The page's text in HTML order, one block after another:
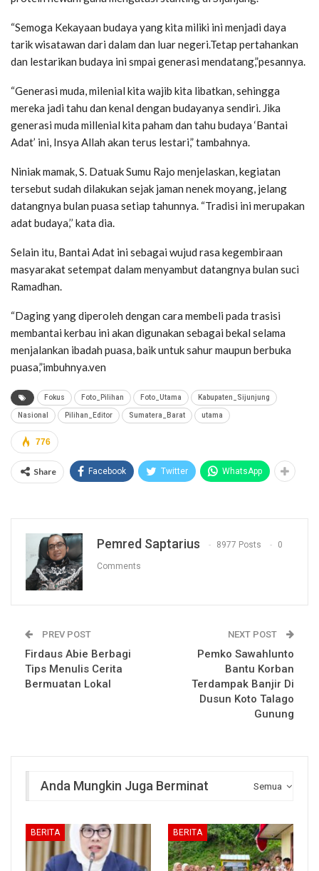
“Semoga Kekayaan budaya yang kita miliki ini menjadi daya
tarik wisatawan dari dalam dan luar negeri.Tetap pertahankan
dan lestarikan budaya ini smpai generasi mendatang,”pesannya.
“Generasi muda, milenial kita wajib kita libatkan, sehingga
mereka jadi tahu dan kenal dengan budayanya sendiri. Jika
generasi muda millenial kita paham dan tahu budaya ‘Bantai
Adat’ ini, Insya Allah akan terus lestari,” tambahnya.
Niniak mamak, S. Datuak Sumu Rajo menjelaskan, kegiatan
tersebut sudah dilakukan sejak jaman nenek moyang, jelang
datangnya bulan puasa setiap tahunnya. “Tradisi ini merupakan
adat budaya,’’ kata dia.
Selain itu, Bantai Adat ini sebagai wujud rasa kegembiraan
masyarakat setempat dalam menyambut datangnya bulan suci
Ramadhan.
“Daging yang diperoleh dengan cara membeli pada trasisi
membantai kerbau ini akan digunakan sebagai bekal selama
menjalankan ibadah puasa, baik untuk sahur maupun berbuka
puasa,”imbuhnya.ven
Fokus Foto_Pilihan Foto_Utama Kabupaten_Sijunjung
Nasional Pilihan_Editor Sumatera_Barat utama
776
Share Facebook Twitter WhatsApp
Pemred Saptarius 8977 Posts 0
Comments
PREV POST
Firdaus Abie Berbagi
Tips Menulis Cerita
Bermuatan Lokal
NEXT POST
Pemko Sawahlunto
Bantu Korban
Terdampak Banjir Di
Dusun Koto Talago
Gunung
Semua
Anda Mungkin Juga Berminat
BERITA BERITA